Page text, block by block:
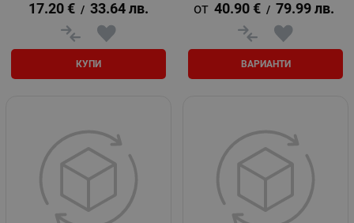
17.20 € / 33.64 лв.
КУПИ
40.90 € / 79.99 лв.
ВАРИАНТИ